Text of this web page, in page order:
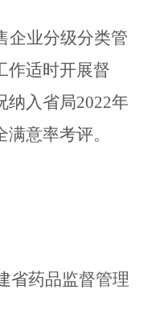
企业分级分类管
作适时开展督
纳入省局2022年
意率考评。
省药品监督管理